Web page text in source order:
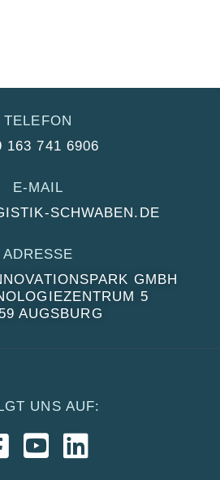
TELEFON
163 741 6906
E-MAIL
SCHWABEN.DE
ADRESSE
GMBH
5
AUGSBURG
UNS AUF: